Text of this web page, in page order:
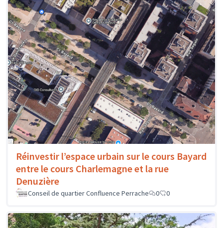
Réinvestir l’espace urbain sur le cours Bayard
entre le cours Charlemagne et la rue
Denuzière
Conseil de quartier Confluence Perrache 0 0